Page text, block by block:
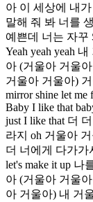
아 이 세상에 내
말해 줘 봐 너를
예쁜데 너는 자꾸
Yeah yeah yeah
아 (거울아 거울
거울아 거울아)
mirror shine let me
Baby I like that
just I like that 더
라지 oh 거울아
더 너에게 다가가
let's make it up
아 (거울아 거울
아 거울아) 내 거